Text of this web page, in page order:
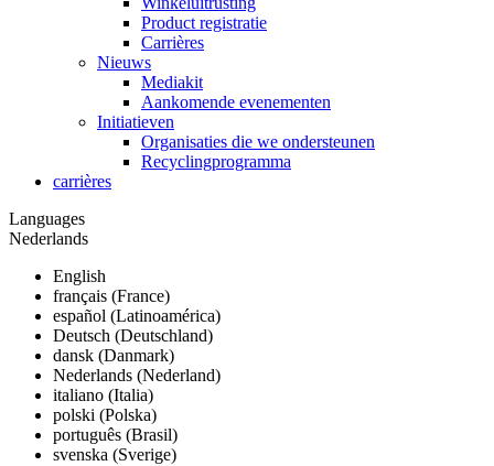
Product registratie
Carrières
Nieuws
Mediakit
Aankomende evenementen
Initiatieven
Organisaties die we ondersteunen
Recyclingprogramma
carrières
Languages
Nederlands
English
français (France)
español (Latinoamérica)
Deutsch (Deutschland)
dansk (Danmark)
Nederlands (Nederland)
italiano (Italia)
polski (Polska)
português (Brasil)
svenska (Sverige)